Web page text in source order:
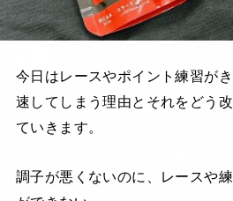
今日はレースやポイント練習が
速してしまう理由とそれをどう
ていきます。
調子が悪くないのに、レースや